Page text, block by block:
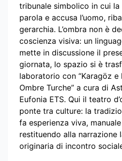
tribunale simbolico in cui la
parola e accusa l’uomo,
gerarchia. L’ombra non è
coscienza visiva: un
mette in discussione il
giornata, lo spazio si è
laboratorio con “Karagöz e
Ombre Turche” a cura di
Eufonia ETS. Qui il teatro
ponte tra culture: la
fa esperienza viva,
restituendo alla narrazione
originaria di incontro